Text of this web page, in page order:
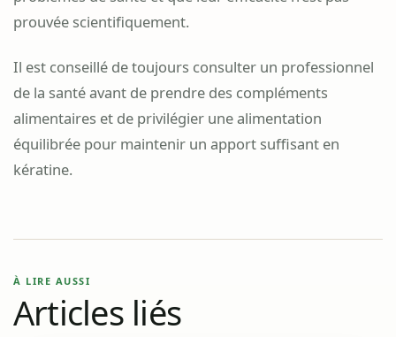
prouvée scientifiquement.
Il est conseillé de toujours consulter un professionnel
de la santé avant de prendre des compléments
alimentaires et de privilégier une alimentation
équilibrée pour maintenir un apport suffisant en
kératine.
À LIRE AUSSI
Articles liés